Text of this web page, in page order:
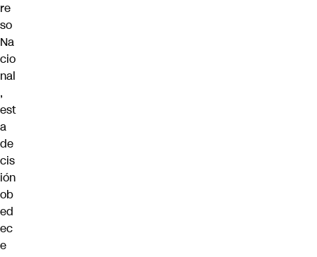
re
so
Na
cio
nal
,
est
a
de
cis
ión
ob
ed
ec
e